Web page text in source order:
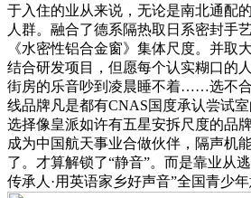
于入住的业从来说，无论是南北通配
人群。融合了德系隔热取日系密封手
《水密性铝合金窗》集体尺度。并取
结合研发项目，但愿每个认实糊口的
街房的乐音吵到凌晨睡不着……选不
线品牌凡是都有CNAS国度承认尝试
选择像皇派如许有五星安拆尺度的品
成为中国航天事业合做伙伴，隔声机
了。才算解锁了“静音”。而是靠业从
传承人·用英语家乡好声音”全国青少